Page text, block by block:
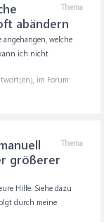
Thema
abändern
angehangen, welche
ich nicht
im Forum:
Thema
größerer
Hilfe. Siehe dazu
durch meine